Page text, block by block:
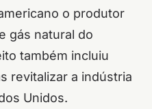
o produtor
gás natural do
também incluiu
revitalizar a indústria
Unidos.